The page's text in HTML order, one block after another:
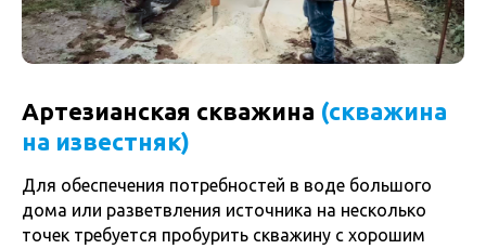
Артезианская скважина (скважина
на известняк)
Для обеспечения потребностей в воде большого
дома или разветвления источника на несколько
точек требуется пробурить скважину с хорошим